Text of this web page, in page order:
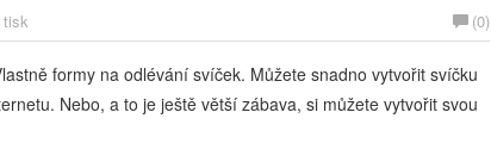
tisk (0)
formy na odlévání svíček. Můžete snadno vytvořit svíčku
Nebo, a to je ještě větší zábava, si můžete vytvořit svou